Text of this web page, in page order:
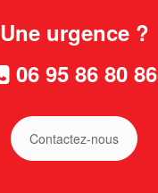
Une urgence ?
06 95 86 80 86
Contactez-nous